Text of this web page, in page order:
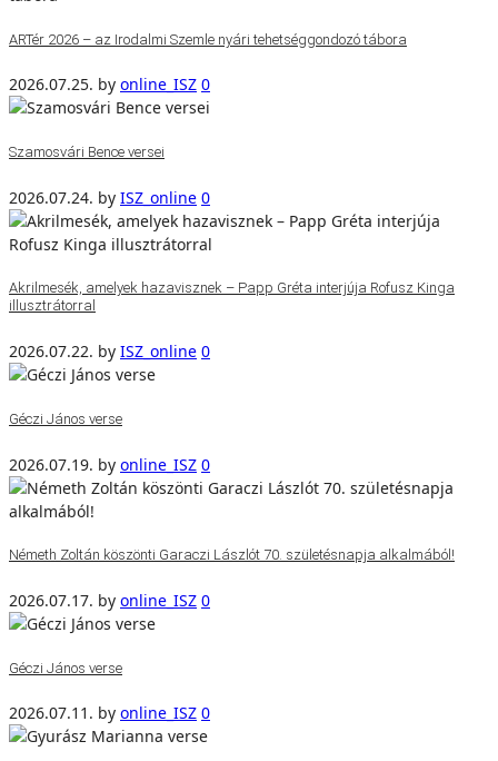
ARTér 2026 – az Irodalmi Szemle nyári tehetséggondozó tábora
2026.07.25. by online_ISZ 0
Szamosvári Bence versei
2026.07.24. by ISZ_online 0
Akrilmesék, amelyek hazavisznek – Papp Gréta interjúja Rofusz Kinga
illusztrátorral
2026.07.22. by ISZ_online 0
Géczi János verse
2026.07.19. by online_ISZ 0
Németh Zoltán köszönti Garaczi Lászlót 70. születésnapja alkalmából!
2026.07.17. by online_ISZ 0
Géczi János verse
2026.07.11. by online_ISZ 0